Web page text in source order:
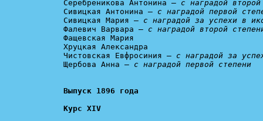
Серебреникова Антонина – с наградой
Сивицкая Антонина – с наградой первой
Сивицкая Мария – с наградой за успехи в
Фалевич Варвара – с наградой второй
Фащевская Мария
Хруцкая Александра
Чистовская Евфросиния – с наградой за
Щербова Анна – с наградой первой степени
Курс XIV